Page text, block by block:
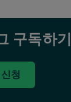
구독하기
청